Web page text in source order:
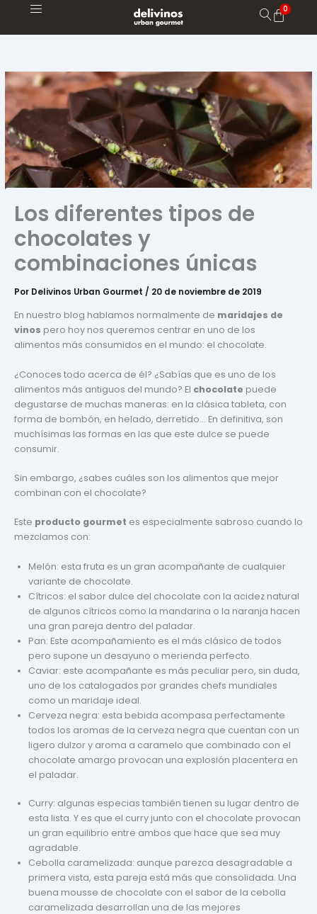
contenido
Los diferentes tipos de
chocolates y
combinaciones únicas
Por Delivinos Urban Gourmet / 20 de noviembre de 2019
En nuestro blog hablamos normalmente de maridajes de
vinos pero hoy nos queremos centrar en uno de los
alimentos más consumidos en el mundo: el chocolate.
¿Conoces todo acerca de él? ¿Sabías que es uno de los
alimentos más antiguos del mundo? El chocolate puede
degustarse de muchas maneras: en la clásica tableta, con
forma de bombón, en helado, derretido… En definitiva, son
muchísimas las formas en las que este dulce se puede
consumir.
Sin embargo, ¿sabes cuáles son los alimentos que mejor
combinan con el chocolate?
Este producto gourmet es especialmente sabroso cuando lo
mezclamos con:
Melón: esta fruta es un gran acompañante de cualquier
variante de chocolate.
Cítricos: el sabor dulce del chocolate con la acidez natural
de algunos cítricos como la mandarina o la naranja hacen
una gran pareja dentro del paladar.
Pan: Este acompañamiento es el más clásico de todos
pero supone un desayuno o merienda perfecto.
Caviar: este acompañante es más peculiar pero, sin duda,
uno de los catalogados por grandes chefs mundiales
como un maridaje ideal.
Cerveza negra: esta bebida acompasa perfectamente
todos los aromas de la cerveza negra que cuentan con un
ligero dulzor y aroma a caramelo que combinado con el
chocolate amargo provocan una explosión placentera en
el paladar.
Curry: algunas especias también tienen su lugar dentro de
esta lista. Y es que el curry junto con el chocolate provocan
un gran equilibrio entre ambos que hace que sea muy
agradable.
Cebolla caramelizada: aunque parezca desagradable a
primera vista, esta pareja está más que consolidada. Una
buena mousse de chocolate con el sabor de la cebolla
caramelizada desarrollan una de las mejores